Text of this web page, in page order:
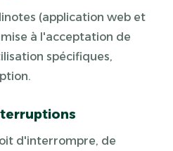
(application web et
à l'acceptation de
spécifiques,
d'interrompre, de